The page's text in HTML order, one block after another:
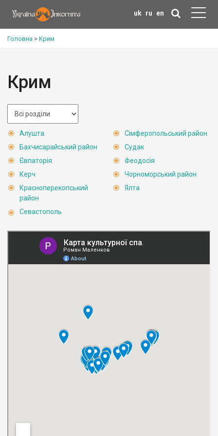
uk ru en
Головна > Крим
Крим
Алушта
Бахчисарайський район
Євпаторія
Керч
Красноперекопський
район
Севастополь
Сімферопольський район
Судак
Феодосія
Чорноморський район
Ялта